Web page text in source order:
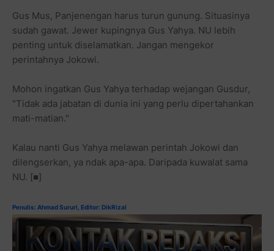
Gus Mus, Panjenengan harus turun gunung. Situasinya
sudah gawat. Jewer kupingnya Gus Yahya. NU lebih
penting untuk diselamatkan. Jangan mengekor
perintahnya Jokowi.
Mohon ingatkan Gus Yahya terhadap wejangan Gusdur,
"Tidak ada jabatan di dunia ini yang perlu dipertahankan
mati-matian."
Kalau nanti Gus Yahya melawan perintah Jokowi dan
dilengserkan, ya ndak apa-apa. Daripada kuwalat sama
NU. [■]
Penulis: Ahmad Sururi, Editor: DikRizal